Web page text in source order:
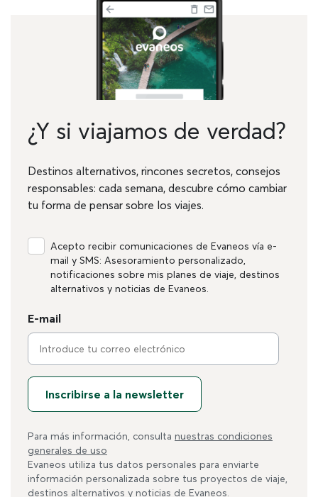
¿Y si viajamos de verdad?
Destinos alternativos, rincones secretos, consejos
responsables: cada semana, descubre cómo cambiar
tu forma de pensar sobre los viajes.
Acepto recibir comunicaciones de Evaneos vía e-
mail y SMS: Asesoramiento personalizado,
notificaciones sobre mis planes de viaje, destinos
alternativos y noticias de Evaneos.
E-mail
Inscribirse a la newsletter
Para más información, consulta nuestras condiciones
generales de uso
Evaneos utiliza tus datos personales para enviarte
información personalizada sobre tus proyectos de viaje,
destinos alternativos y noticias de Evaneos.